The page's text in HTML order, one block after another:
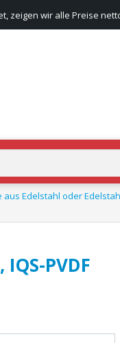
wir alle Preise
Edelstahl oder Edelstahl
PVDF